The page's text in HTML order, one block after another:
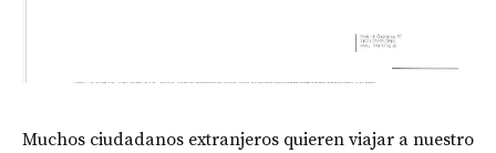
Muchos ciudadanos extranjeros quieren viajar a nuestro